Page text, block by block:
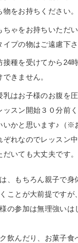
をお持ちください。
ちゃをお持ちいただ
プの物はご遠慮下さ
接種を受けてから24
きません。
乳はお子様のお腹を
ッスン開始３０分前
いかと思います♪（※
ぞれなのでレッスン
いても大丈夫です。
、もちろん親子で身
ことが大前提ですが
の参加は無理強いは
飲んだり、お菓子食